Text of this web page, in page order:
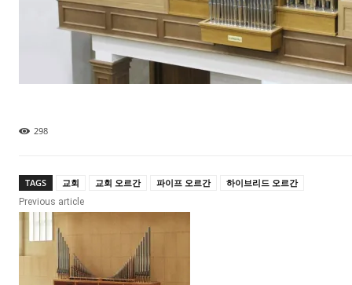
298
TAGS 교회 교회 오르간 파이프 오르간 하이브리드 오르간
Previous article